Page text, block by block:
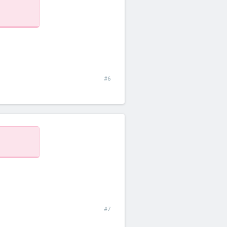
#6
#7